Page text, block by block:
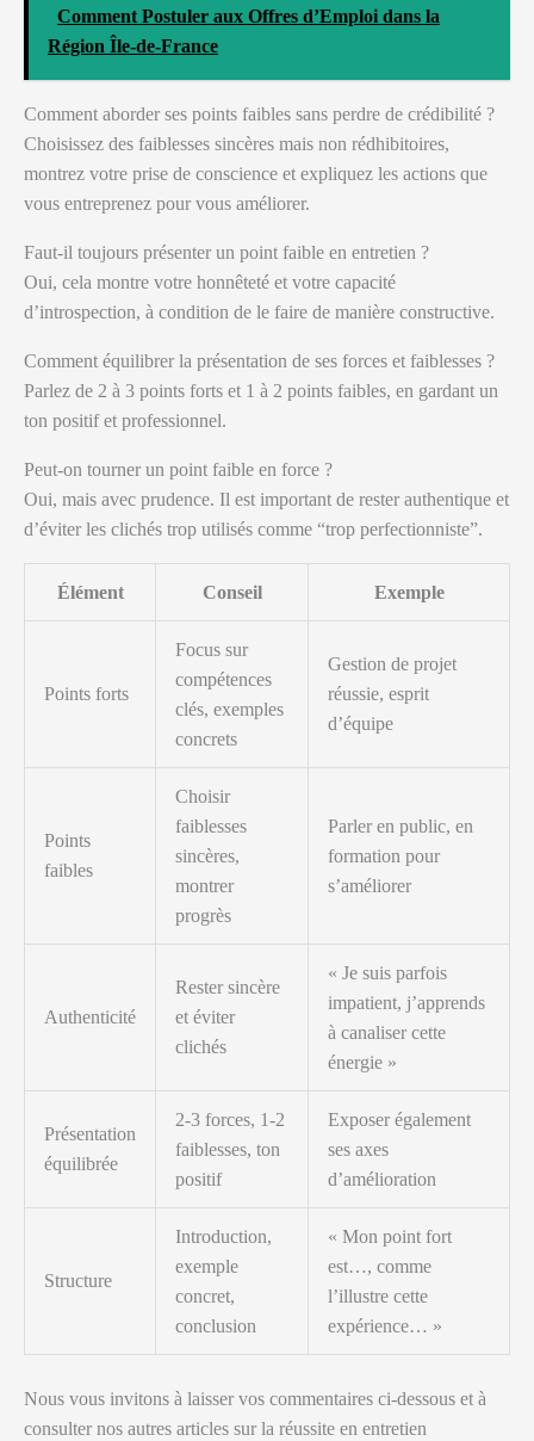
Comment Postuler aux Offres d’Emploi dans la
Région Île-de-France
Comment aborder ses points faibles sans perdre de crédibilité ?
Choisissez des faiblesses sincères mais non rédhibitoires,
montrez votre prise de conscience et expliquez les actions que
vous entreprenez pour vous améliorer.
Faut-il toujours présenter un point faible en entretien ?
Oui, cela montre votre honnêteté et votre capacité
d’introspection, à condition de le faire de manière constructive.
Comment équilibrer la présentation de ses forces et faiblesses ?
Parlez de 2 à 3 points forts et 1 à 2 points faibles, en gardant un
ton positif et professionnel.
Peut-on tourner un point faible en force ?
Oui, mais avec prudence. Il est important de rester authentique et
d’éviter les clichés trop utilisés comme “trop perfectionniste”.
Élément Conseil Exemple
Points forts
Focus sur
compétences
clés, exemples
concrets
Gestion de projet
réussie, esprit
d’équipe
Points
faibles
Choisir
faiblesses
sincères,
montrer
progrès
Parler en public, en
formation pour
s’améliorer
Authenticité
Rester sincère
et éviter
clichés
« Je suis parfois
impatient, j’apprends
à canaliser cette
énergie »
Présentation
équilibrée
2-3 forces, 1-2
faiblesses, ton
positif
Exposer également
ses axes
d’amélioration
Structure
Introduction,
exemple
concret,
conclusion
« Mon point fort
est…, comme
l’illustre cette
expérience… »
Nous vous invitons à laisser vos commentaires ci-dessous et à
consulter nos autres articles sur la réussite en entretien